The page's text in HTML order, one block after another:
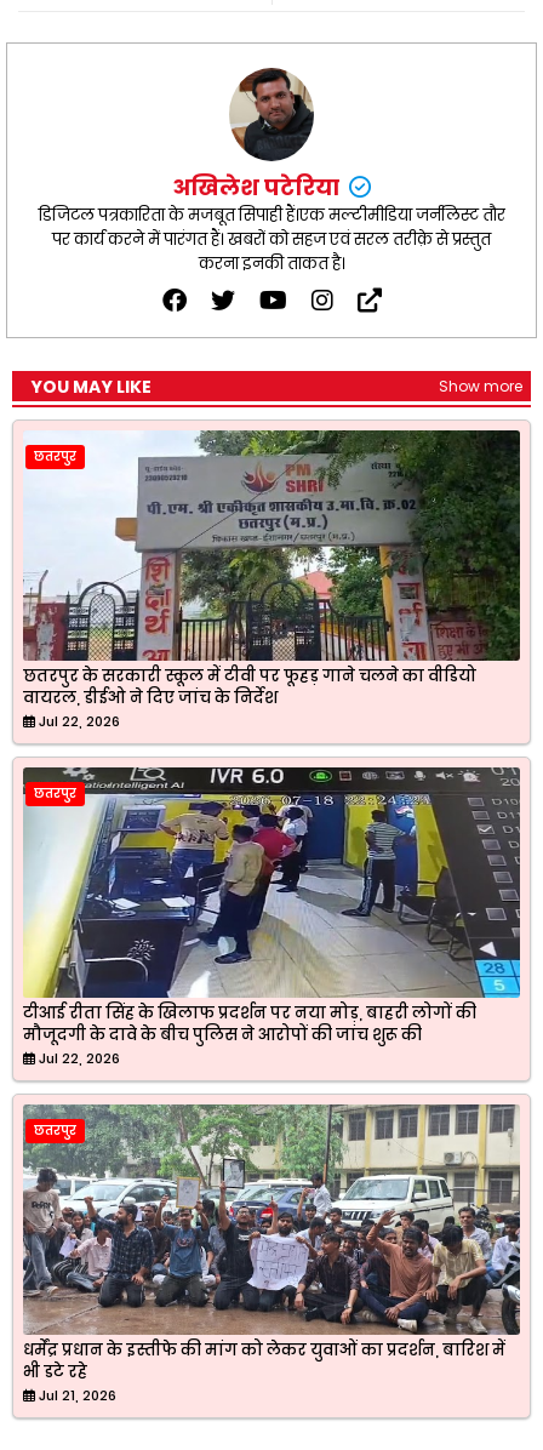
अखिलेश पटेरिया
डिजिटल पत्रकारिता के मजबूत सिपाही हैं।एक मल्टीमीडिया जर्नलिस्ट तौर
पर कार्य करने में पारंगत हैं। खबरों को सहज एवं सरल तरीक़े से प्रस्तुत
करना इनकी ताकत है।
YOU MAY LIKE Show more
छतरपुर
छतरपुर के सरकारी स्कूल में टीवी पर फूहड़ गाने चलने का वीडियो
वायरल, डीईओ ने दिए जांच के निर्देश
Jul 22, 2026
छतरपुर
टीआई रीता सिंह के खिलाफ प्रदर्शन पर नया मोड़, बाहरी लोगों की
मौजूदगी के दावे के बीच पुलिस ने आरोपों की जांच शुरू की
Jul 22, 2026
छतरपुर
धर्मेंद्र प्रधान के इस्तीफे की मांग को लेकर युवाओं का प्रदर्शन, बारिश में
भी डटे रहे
Jul 21, 2026